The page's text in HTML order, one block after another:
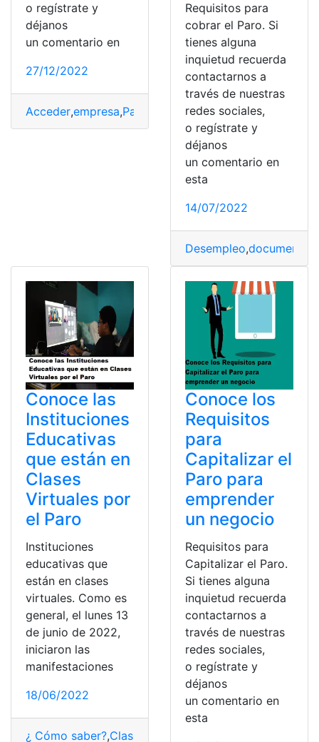
o regístrate y
déjanos
un comentario en
27/12/2022
Acceder,empresa,Paro Renovar,solicitud
Requisitos para
cobrar el Paro. Si
tienes alguna
inquietud recuerda
contactarnos a
través de nuestras
redes sociales,
o regístrate y
déjanos
un comentario en
esta
14/07/2022
Desempleo,
Conoce las
Instituciones
Educativas
que están en
Clases
Virtuales por
el Paro
Instituciones
educativas que
están en clases
virtuales. Como es
general, el lunes 13
de junio de 2022,
iniciaron las
manifestaciones
18/06/2022
¿ Cómo saber?,Clases vituales
Conoce los
Requisitos
para
Capitalizar el
Paro para
emprender
un negocio
Requisitos para
Capitalizar el Paro.
Si tienes alguna
inquietud recuerda
contactarnos a
través de nuestras
redes sociales,
o regístrate y
déjanos
un comentario en
esta